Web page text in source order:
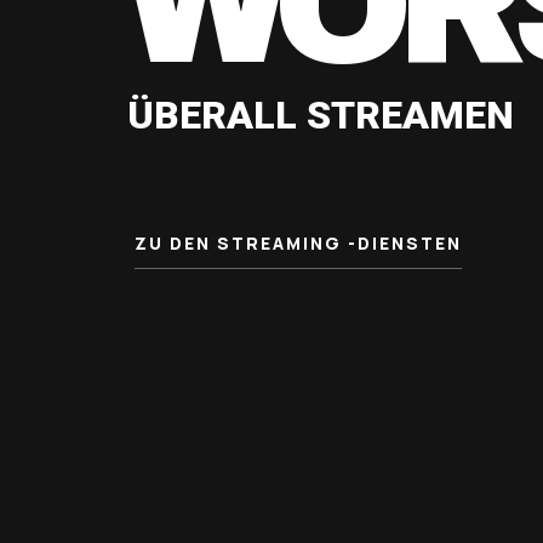
ÜBERALL STREAMEN
ZU DEN STREAMING -DIENSTEN